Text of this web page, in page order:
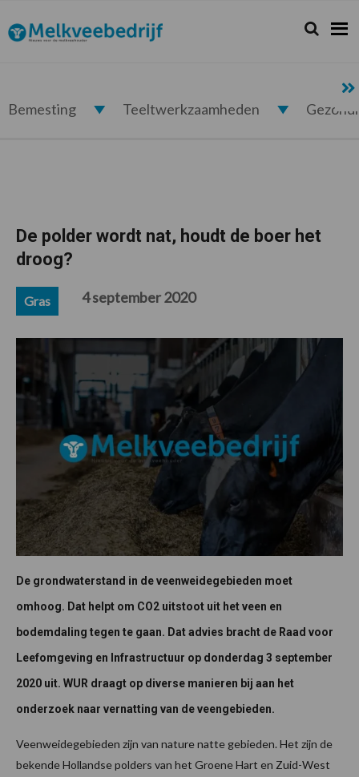
de
hoofdnavigatie
de
hoofd
de
eerste
de
voettekst
Melkveebedrijf.nl Zoeken...
Zoek
Bemesting Teeltwerkzaamheden
De polder wordt nat, houdt de boer het
droog?
Gras 4 september 2020
De grondwaterstand in de veenweidegebieden moet
omhoog. Dat helpt om CO2 uitstoot uit het veen en
bodemdaling tegen te gaan. Dat advies bracht de Raad voor
Leefomgeving en Infrastructuur op donderdag 3 september
2020 uit. WUR draagt op diverse manieren bij aan het
onderzoek naar vernatting van de veengebieden.
Veenweidegebieden zijn van nature natte gebieden. Het zijn de
bekende Hollandse polders van het Groene Hart en Zuid-West